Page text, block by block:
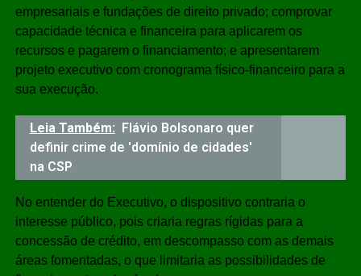
empresariais e fundações de direito privado; comprovar
capacidade técnica e financeira para aplicarem os
recursos e pagarem o financiamento; e apresentarem
projeto executivo com cronograma físico-financeiro para a
sua execução.
Leia Também: Flávio Bolsonaro quer
definir crime de 'domínio de cidades'
na CSP
No entender do Executivo, o dispositivo contraria o
interesse público, pois criaria regras rígidas para a
concessão de crédito, em descompasso com as demais
áreas fomentadas, o que limitaria as possibilidades de